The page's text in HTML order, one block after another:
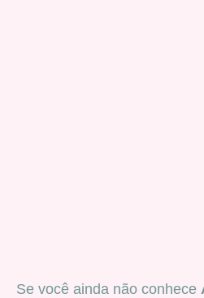
Se você ainda não conhece